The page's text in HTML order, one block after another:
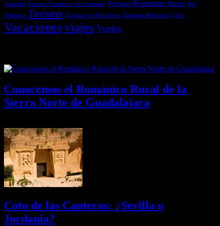
Animales Parques Temáticos y de Animales Portugal Reportajes Rutas Sur
América Turismo Turismo en Bicicleta Turismo Histórico USA
VacacionesviajesVuelos
Conocemos el Románico Rural de la
Sierra Norte de Guadalajara
Coto de las Canteras: ¿Sevilla o
Jordania?